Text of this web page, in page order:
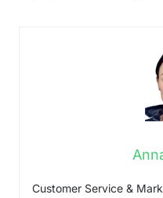
Customer Service &